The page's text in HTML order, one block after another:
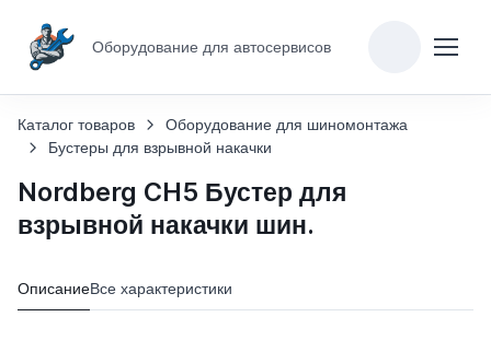
Оборудование для автосервисов
Каталог товаров
Оборудование для шиномонтажа
Бустеры для взрывной накачки
Nordberg CH5 Бустер для
взрывной накачки шин.
ОписаниеВсе характеристики